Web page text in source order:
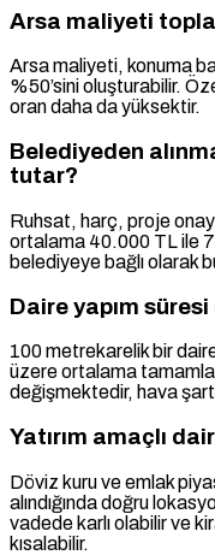
Arsa maliyeti
Arsa maliyeti, konuma
%50’sini oluşturabilir.
oran daha da yüksektir.
Belediyeden
tutar?
Ruhsat, harç, proje onay
ortalama 40.000 TL ile
belediyeye bağlı olarak
Daire yapım
100 metrekarelik bir
üzere ortalama
değişmektedir, hava
Yatırım amaçlı
Döviz kuru ve emlak
alındığında doğru
vadede karlı olabilir ve
kısalabilir.